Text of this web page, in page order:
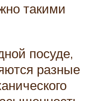
такими
посуде,
разные